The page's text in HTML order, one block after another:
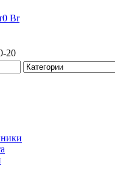
0 Br
20